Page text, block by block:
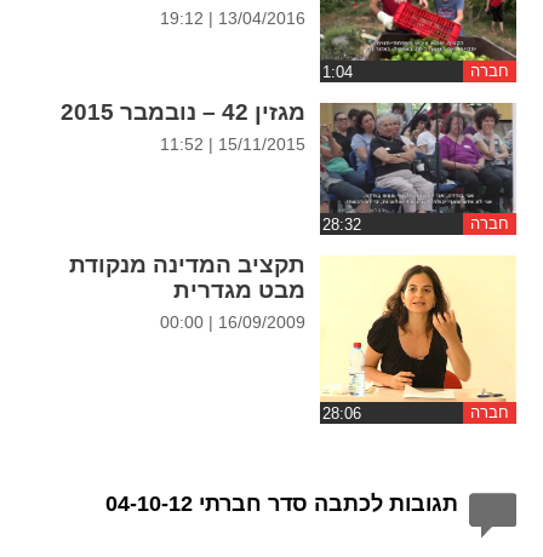
חברה
13/04/2016 | 19:12
חברה
מגזין 42 – נובמבר 2015
15/11/2015 | 11:52
חברה
תקציב המדינה מנקודת
מבט מגדרית
16/09/2009 | 00:00
תגובות לכתבה סדר חברתי 04-10-12